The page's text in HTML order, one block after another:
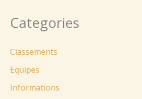
Categories
Classements
Equipes
Informations